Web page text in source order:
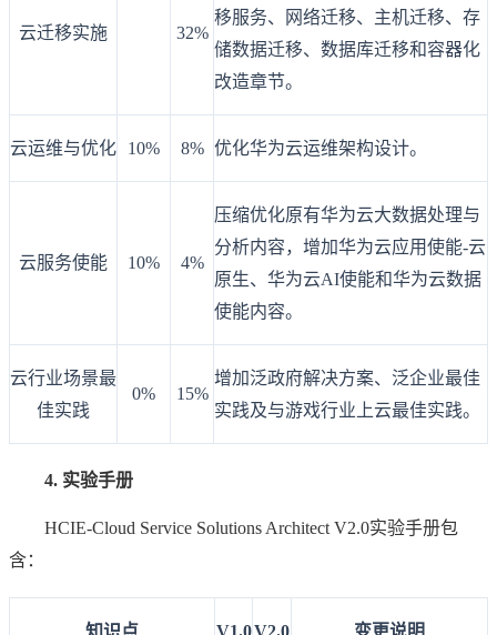
云迁移实施 32%
移服务、网络迁移、主机迁移、存
储数据迁移、数据库迁移和容器化
改造章节。
云运维与优化 10% 8% 优化华为云运维架构设计。
云服务使能 10% 4%
压缩优化原有华为云大数据处理与
分析内容，增加华为云应用使能-云
原生、华为云AI使能和华为云数据
使能内容。
云行业场景最
佳实践
0% 15%
增加泛政府解决方案、泛企业最佳
实践及与游戏行业上云最佳实践。
4. 实验手册
HCIE-Cloud Service Solutions Architect V2.0实验手册包
含：
知识点 V1.0V2.0 变更说明